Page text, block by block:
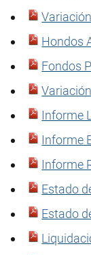
Hondos
Fondos
Informe
Informe
Informe
Estado
Estado